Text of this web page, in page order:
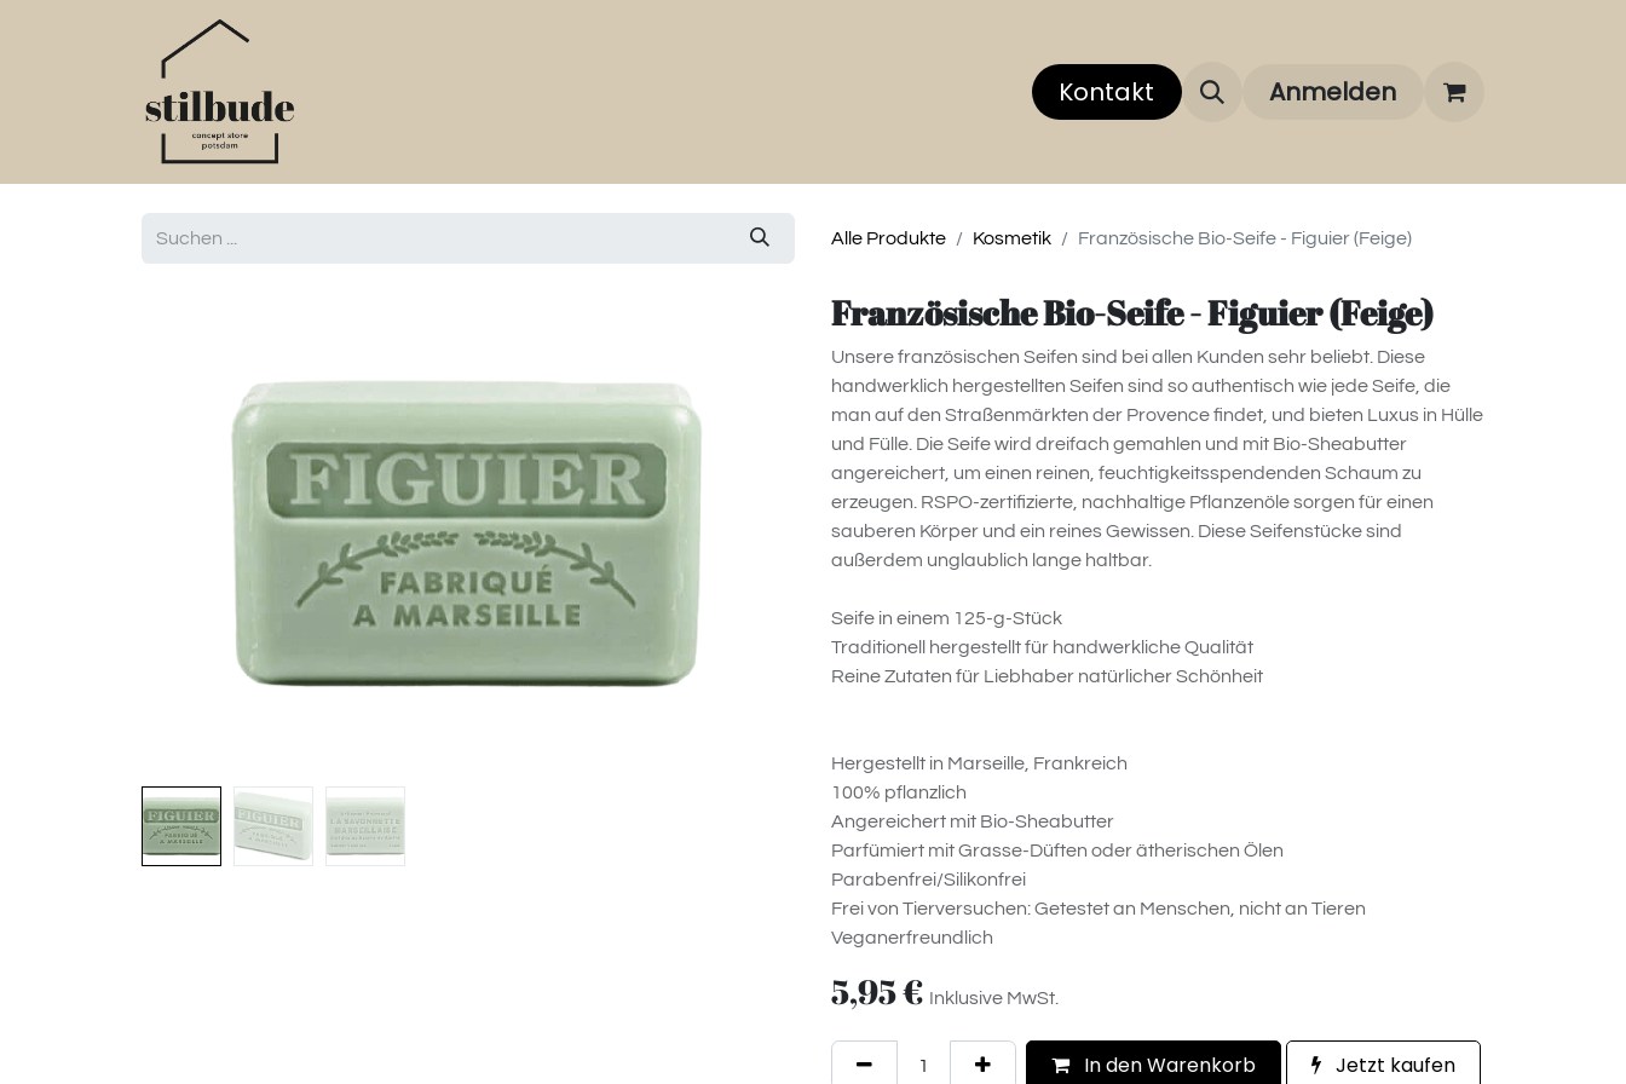
Über uns Über unsere Marken FAQ
Kontakt Anmelden
Alle Produkte Kosmetik Französische Bio-Seife - Figuier (Feige)
Französische Bio-Seife - Figuier (Feige)
Unsere französischen Seifen sind bei allen Kunden sehr beliebt. Diese
handwerklich hergestellten Seifen sind so authentisch wie jede Seife, die
man auf den Straßenmärkten der Provence findet, und bieten Luxus in Hülle
und Fülle. Die Seife wird dreifach gemahlen und mit Bio-Sheabutter
angereichert, um einen reinen, feuchtigkeitsspendenden Schaum zu
erzeugen. RSPO-zertifizierte, nachhaltige Pflanzenöle sorgen für einen
sauberen Körper und ein reines Gewissen. Diese Seifenstücke sind
außerdem unglaublich lange haltbar.
Seife in einem 125-g-Stück
Traditionell hergestellt für handwerkliche Qualität
Reine Zutaten für Liebhaber natürlicher Schönheit
Hergestellt in Marseille, Frankreich
100% pflanzlich
Angereichert mit Bio-Sheabutter
Parfümiert mit Grasse-Düften oder ätherischen Ölen
Parabenfrei/Silikonfrei
Frei von Tierversuchen: Getestet an Menschen, nicht an Tieren
Veganerfreundlich
5,95€ Inklusive MwSt.
In den Warenkorb Jetzt kaufen